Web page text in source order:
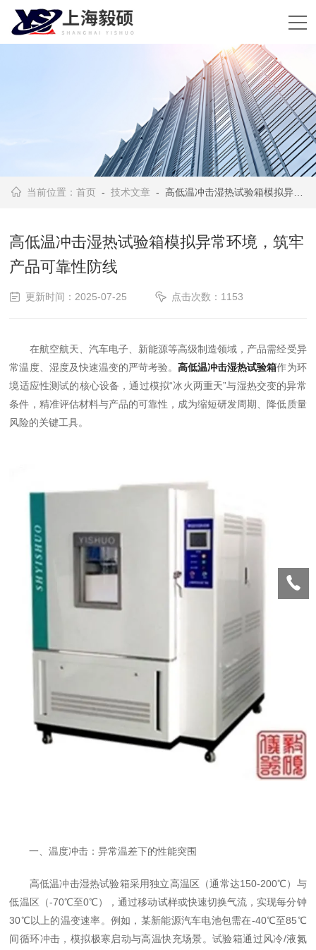
当前位置：首页 -技术文章 - 高低温冲击湿热试验箱模拟异常环境，筑牢产品可靠性防线
高低温冲击湿热试验箱模拟异常环境，筑牢
产品可靠性防线
更新时间：2025-07-25 点击次数：1153
在航空航天、汽车电子、新能源等高级制造领域，产品需经受异
常温度、湿度及快速温变的严苛考验。高低温冲击湿热试验箱作为环
境适应性测试的核心设备，通过模拟“冰火两重天”与湿热交变的异常
条件，精准评估材料与产品的可靠性，成为缩短研发周期、降低质量
风险的关键工具。
一、温度冲击：异常温差下的性能突围
高低温冲击湿热试验箱采用独立高温区（通常达150-200℃）与
低温区（-70℃至0℃），通过移动试样或快速切换气流，实现每分钟
30℃以上的温变速率。例如，某新能源汽车电池包需在-40℃至85℃
间循环冲击，模拟极寒启动与高温快充场景。试验箱通过风冷/液氮